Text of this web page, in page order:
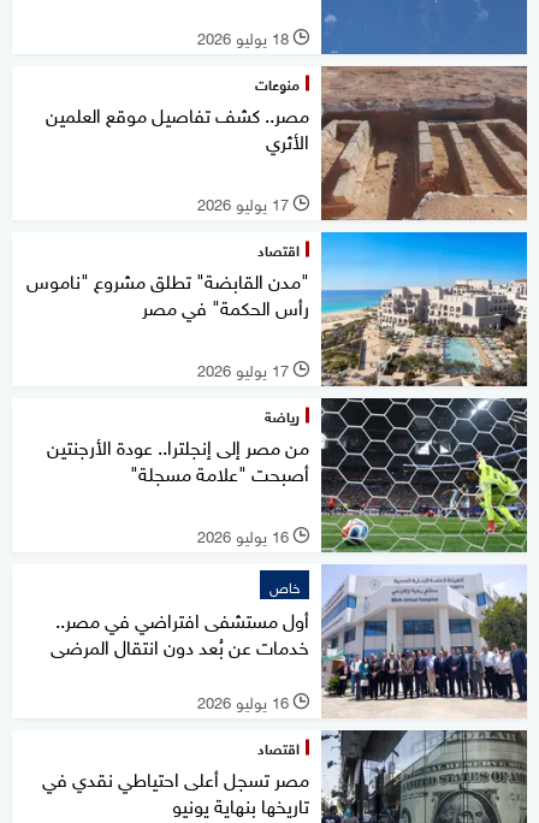
l 18 يوليو 2026
منوعات
مصر.. كشف تفاصيل موقع العلمين
الأثري
l 17 يوليو 2026
اقتصاد
"مدن القابضة" تطلق مشروع "ناموس
رأس الحكمة" في مصر
l 17 يوليو 2026
رياضة
من مصر إلى إنجلترا.. عودة الأرجنتين
أصبحت "علامة مسجلة"
l 16 يوليو 2026
خاص
أول مستشفى افتراضي في مصر..
خدمات عن بُعد دون انتقال المرضى
l 16 يوليو 2026
اقتصاد
مصر تسجل أعلى احتياطي نقدي في
تاريخها بنهاية يونيو